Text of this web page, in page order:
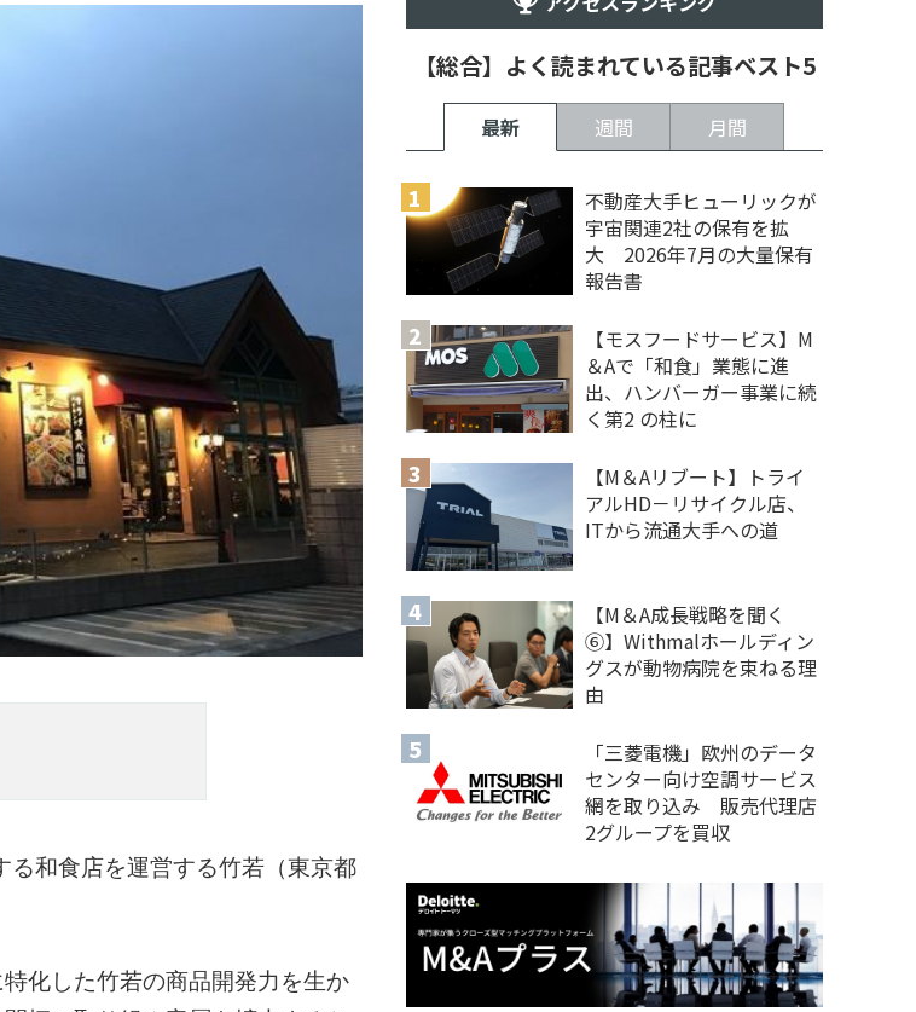
る和食店を運営する竹若（東京都
化した竹若の商品開発力を生か
【総合】よく読まれている記事ベスト5
最新 週間 月間
不動産大手ヒューリックが
宇宙関連2社の保有を拡
大 2026年7月の大量保有
報告書
【モスフードサービス】M
＆Aで「和食」業態に進
出、ハンバーガー事業に続
く第2 の柱に
【M＆Aリブート】トライ
アルHD－リサイクル店、
ITから流通大手への道
【M＆A 成長戦略を聞く
⑥】Withmalホールディン
グスが動物病院を束ねる理
由
「三菱電機」欧州のデータ
センター向け空調サービス
網を取り込み 販売代理店
2グループを買収